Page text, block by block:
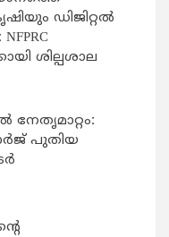
ഡിജിറ്റൽ
ശില്പശാല
നേതൃമാറ്റം:
പുതിയ